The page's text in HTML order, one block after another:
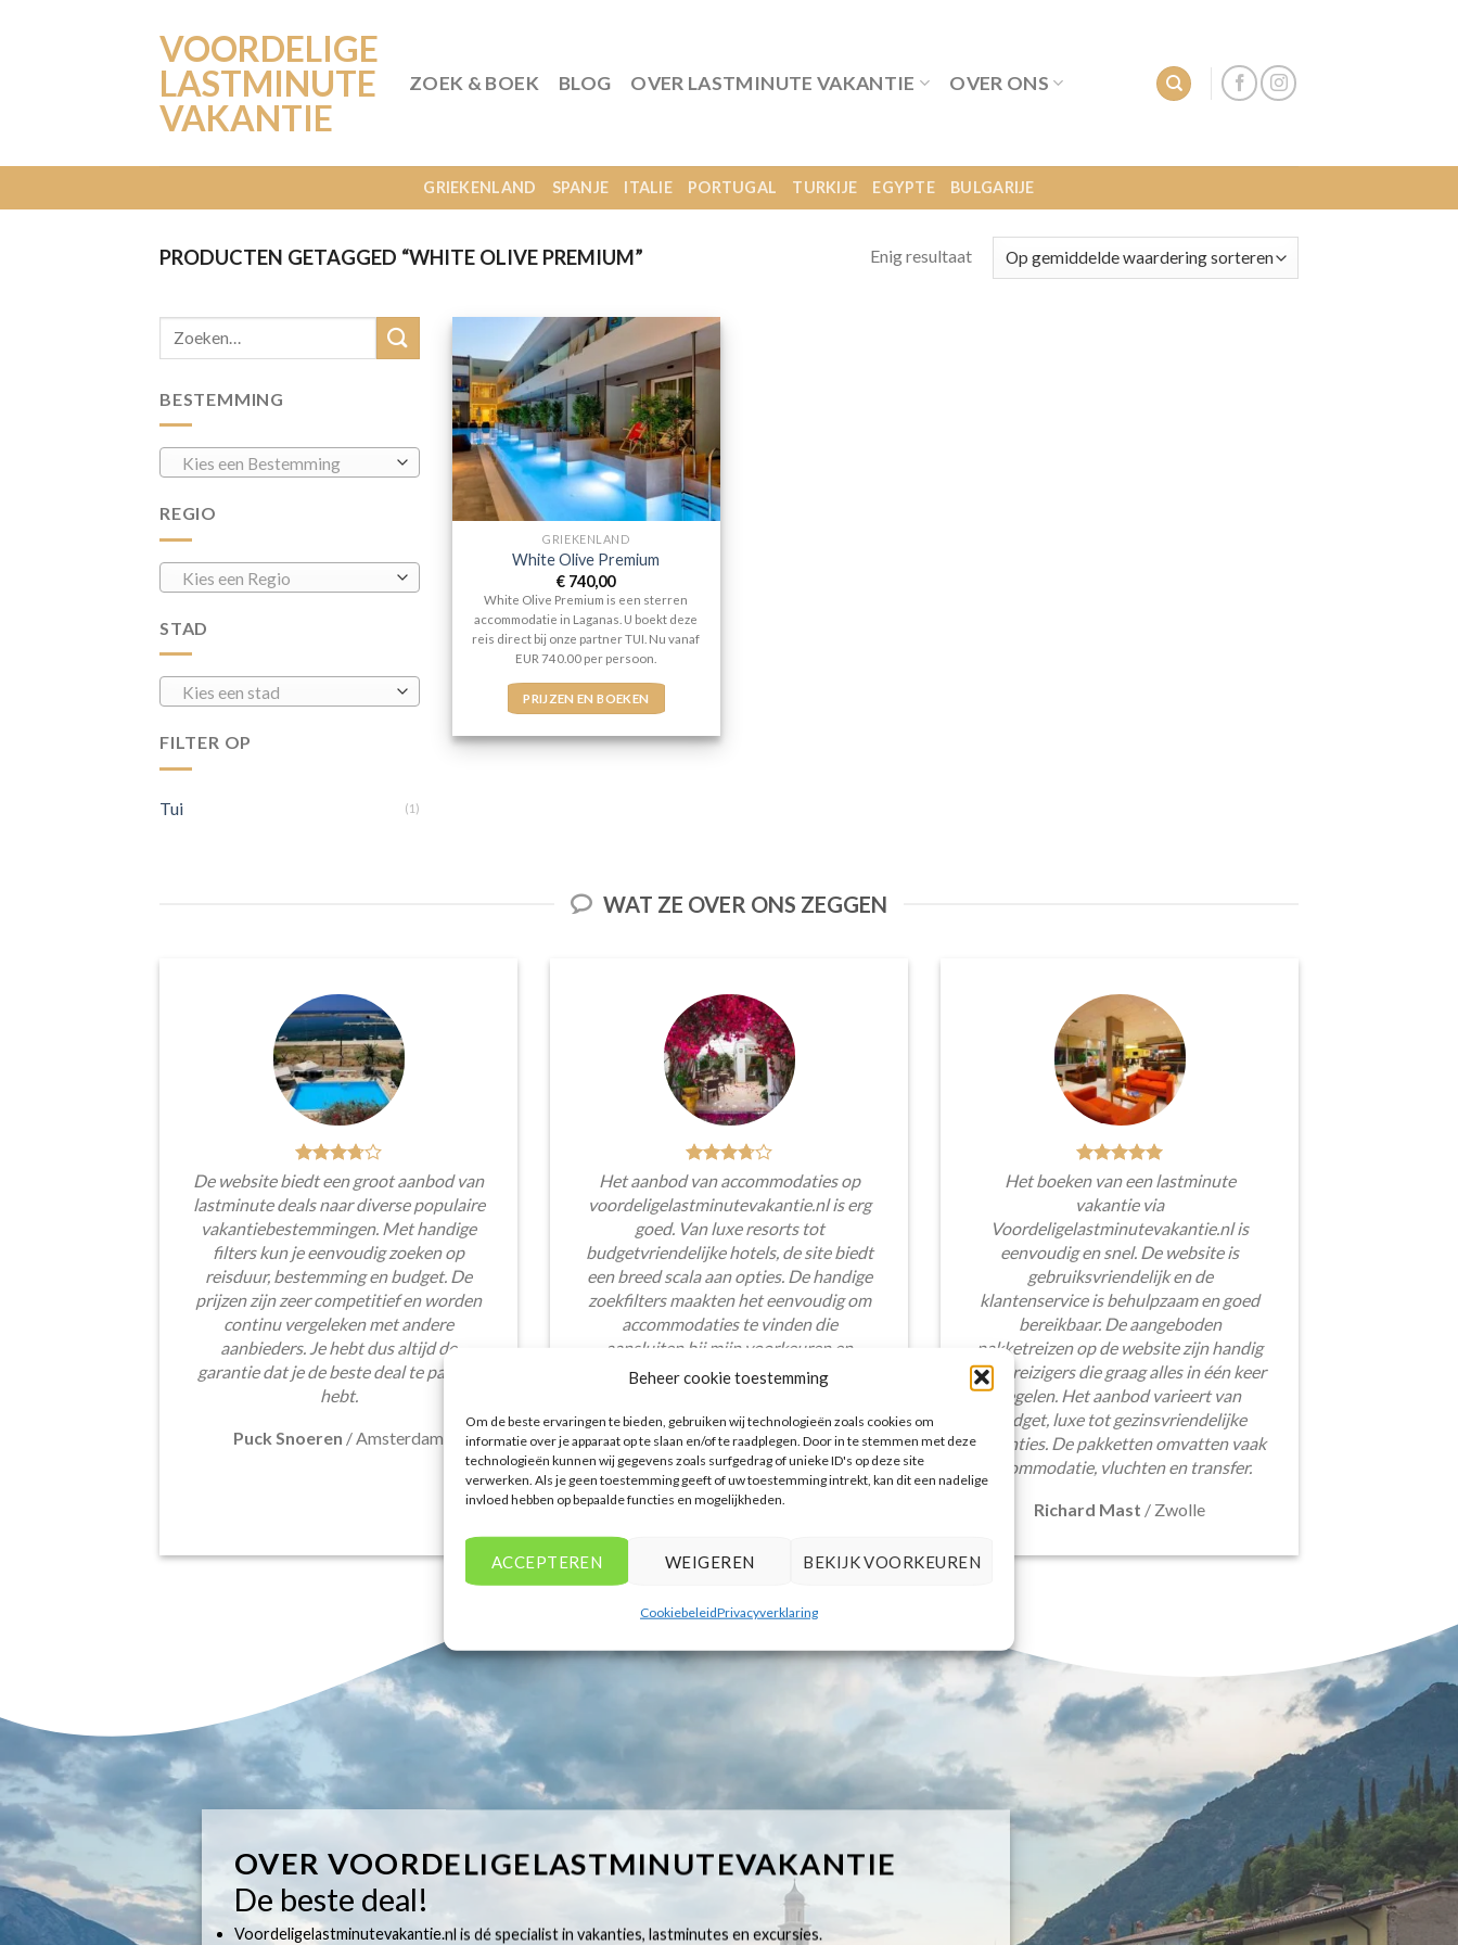
Beheer cookie toestemming
Om de beste ervaringen te bieden, gebruiken wij technologieën zoals cookies om
informatie over je apparaat op te slaan en/of te raadplegen. Door in te stemmen met deze
technologieën kunnen wij gegevens zoals surfgedrag of unieke ID's op deze site
verwerken. Als je geen toestemming geeft of uw toestemming intrekt, kan dit een nadelige
invloed hebben op bepaalde functies en mogelijkheden.
ACCEPTEREN WEIGEREN BEKIJK VOORKEUREN
CookiebeleidPrivacyverklaring
VOORDELIGE
LASTMINUTE
VAKANTIE
ZOEK & BOEK BLOG OVER LASTMINUTE VAKANTIE OVER ONS
GRIEKENLAND SPANJE ITALIE PORTUGAL TURKIJE EGYPTE BULGARIJE
PRODUCTEN GETAGGED “WHITE OLIVE PREMIUM” Enig resultaat
BESTEMMING
Kies een Bestemming
REGIO
Kies een Regio
STAD
Kies een stad
FILTER OP
Tui (1)
GRIEKENLAND
White Olive Premium
€ 740,00
White Olive Premium is een sterren
accommodatie in Laganas. U boekt deze
reis direct bij onze partner TUI. Nu vanaf
EUR 740.00 per persoon.
PRIJZEN EN BOEKEN
WAT ZE OVER ONS ZEGGEN
De website biedt een groot aanbod van
lastminute deals naar diverse populaire
vakantiebestemmingen. Met handige
filters kun je eenvoudig zoeken op
reisduur, bestemming en budget. De
prijzen zijn zeer competitief en worden
continu vergeleken met andere
aanbieders. Je hebt dus altijd de
garantie dat je de beste deal te pakken
hebt.
Puck Snoeren /Amsterdam
Het aanbod van accommodaties op
voordeligelastminutevakantie.nl is erg
goed. Van luxe resorts tot
budgetvriendelijke hotels, de site biedt
een breed scala aan opties. De handige
zoekfilters maakten het eenvoudig om
accommodaties te vinden die
aansluiten bij mijn voorkeuren en
budget.
Tim Beukers/ Tilburg
Het boeken van een lastminute
vakantie via
Voordeligelastminutevakantie.nl is
eenvoudig en snel. De website is
gebruiksvriendelijk en de
klantenservice is behulpzaam en goed
bereikbaar. De aangeboden
pakketreizen op de website zijn handig
voor reizigers die graag alles in één keer
regelen. Het aanbod varieert van
budget, luxe tot gezinsvriendelijke
vakanties. De pakketten omvatten vaak
accommodatie, vluchten en transfer.
Richard Mast / Zwolle
OVER VOORDELIGELASTMINUTEVAKANTIE
De beste deal!
Voordeligelastminutevakantie.nl is dé specialist in vakanties, lastminutes en excursies.